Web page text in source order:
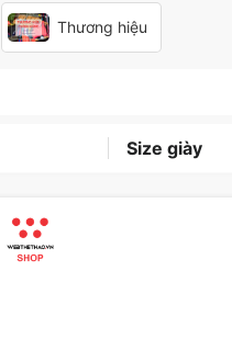
Thương hiệu
Size giày